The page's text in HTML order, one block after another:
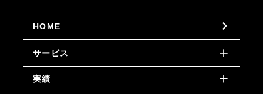
HOME
サービス
実績